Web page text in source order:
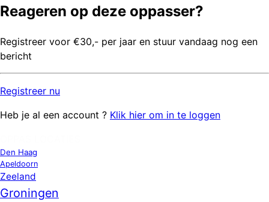
Reageren op deze oppasser?
Registreer voor €30,- per jaar en stuur vandaag nog een
bericht
Registreer nu
Heb je al een account ? Klik hier om in te loggen
Den Haag
Apeldoorn
Zeeland
Groningen